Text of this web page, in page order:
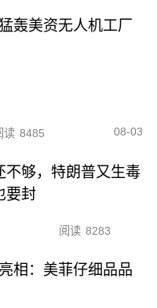
轰美资无人机工厂
读 8485 08-03
不够，特朗普又生毒
要封
阅读 8283
相：美菲仔细品品